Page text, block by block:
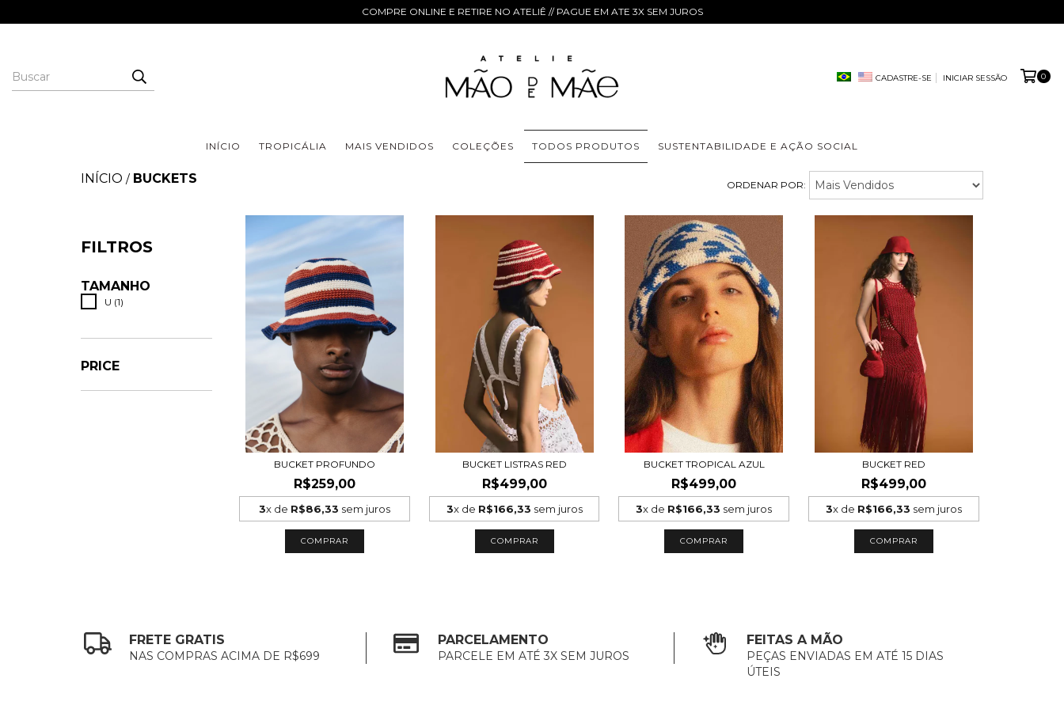
COMPRE ONLINE E RETIRE NO ATELIÊ // PAGUE EM ATE 3X SEM JUROS
CADASTRE-SE INICIAR SESSÃO 0
INÍCIO TROPICÁLIA MAIS VENDIDOS COLEÇÕES TODOS PRODUTOS SUSTENTABILIDADE E AÇÃO SOCIAL
INÍCIO / BUCKETS ORDENAR POR:
FILTROS
TAMANHO
U (1)
PRICE
BUCKET PROFUNDO
R$259,00
3x de R$86,33 sem juros
COMPRAR
BUCKET LISTRAS RED
R$499,00
3x de R$166,33 sem juros
BUCKET TROPICAL AZUL
R$499,00
3x de R$166,33 sem juros
BUCKET RED
R$499,00
3x de R$166,33 sem juros
FRETE GRATIS
NAS COMPRAS ACIMA DE R$699
PARCELAMENTO
PARCELE EM ATÉ 3X SEM JUROS
FEITAS A MÃO
PEÇAS ENVIADAS EM ATÉ 15 DIAS
ÚTEIS